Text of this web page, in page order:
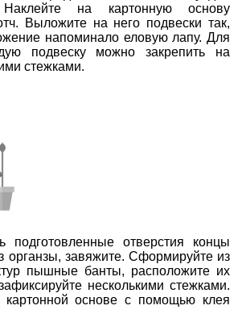
Наклейте на картонную основу
Выложите на него подвески так,
напоминало еловую лапу. Для
подвеску можно закрепить на
стежками.
подготовленные отверстия концы
органзы, завяжите. Сформируйте из
пышные банты, расположите их
несколькими стежками.
картонной основе с помощью клея